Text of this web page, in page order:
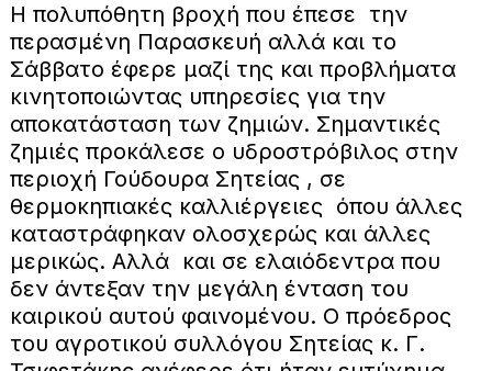
Η πολυπόθητη βροχή που έπεσε την
περασμένη Παρασκευή αλλά και το
Σάββατο έφερε μαζί της και προβλήματα
κινητοποιώντας υπηρεσίες για την
αποκατάσταση των ζημιών. Σημαντικές
ζημιές προκάλεσε ο υδροστρόβιλος στην
περιοχή Γούδουρα Σητείας , σε
θερμοκηπιακές καλλιέργειες όπου άλλες
καταστράφηκαν ολοσχερώς και άλλες
μερικώς. Αλλά και σε ελαιόδεντρα που
δεν άντεξαν την μεγάλη ένταση του
καιρικού αυτού φαινομένου. Ο πρόεδρος
του αγροτικού συλλόγου Σητείας κ. Γ.